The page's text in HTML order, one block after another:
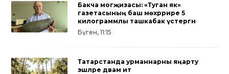
Бакча могҗизасы: «Туган як»
газетасының баш мөхәррире 5
килограммлы ташкабак үстергән
Бүген, 11:15
Татарстанда урманнарны яңарту
эшләре дәвам итә